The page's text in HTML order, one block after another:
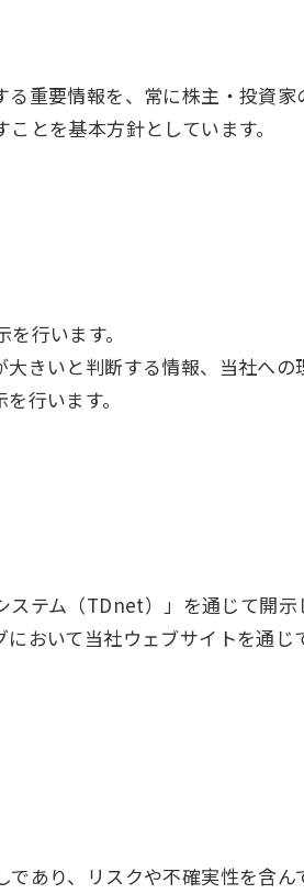
重要情報を、常に株主・投資
とを基本⽅針としています。
⾏います。
きいと判断する情報、当社へ
⾏います。
テム（TDnet）」を通じて開⽰
おいて当社ウェブサイトを通じ
あり、リスクや不確実性を含ん